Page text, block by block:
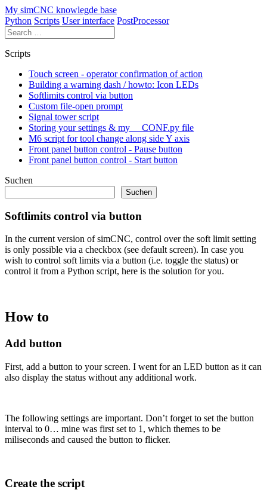
Skip
to
content
My simCNC knowlegde base
Python Scripts User interface PostProcessor
Scripts
Touch screen - operator confirmation of action
Building a warning dash / howto: Icon LEDs
Softlimits control via button
Custom file-open prompt
Signal tower script
Storing your settings & my __CONF.py file
M6 script for tool change along side Y axis
Front panel button control - Pause button
Front panel button control - Start button
Suchen
Suchen
Softlimits control via button
In the current version of simCNC, control over the soft limit setting
is only possible via a checkbox (see default screen). In case you
wish to control soft limits via a button (i.e. toggle the status) or
control it from a Python script, here is the solution for you.
How to
Add button
First, add a button to your screen. I went for an LED button as it can
also display the status without any additional work.
The following settings are important. Don’t forget to set the button
interval to 0… mine was first set to 1, which themes to be
miliseconds and caused the button to flicker.
Create the script